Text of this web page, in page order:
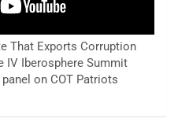
That Exports Corruption
IV Iberosphere Summit
on COT Patriots